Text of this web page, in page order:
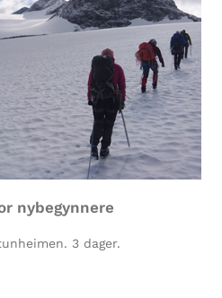
nybegynnere
3 dager.